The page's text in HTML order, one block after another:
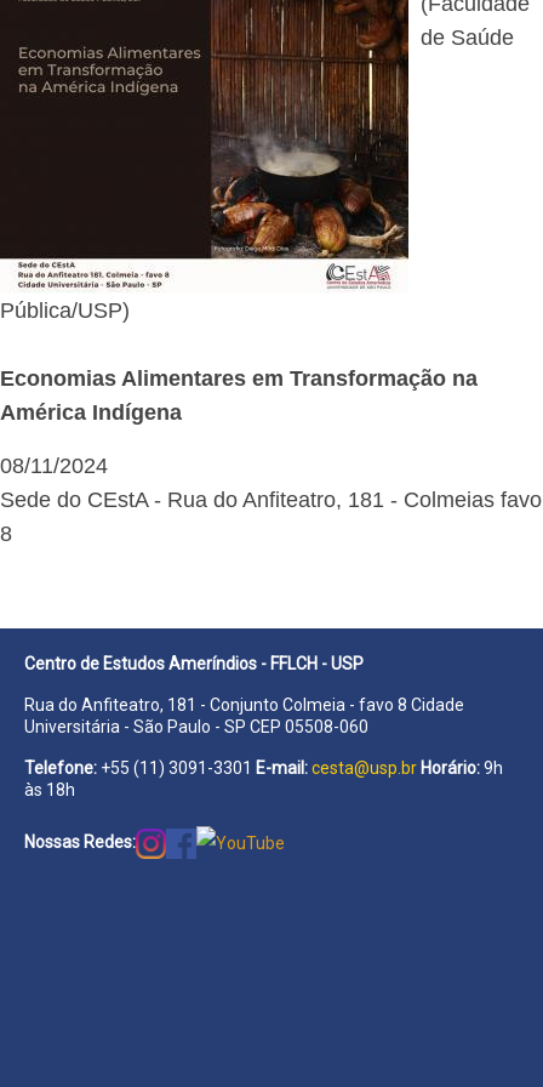
de Saúde
Pública/USP)
Economias Alimentares em Transformação na
América Indígena
08/11/2024
Sede do CEstA - Rua do Anfiteatro, 181 - Colmeias favo
8
Centro de Estudos Ameríndios - FFLCH - USP
Rua do Anfiteatro, 181 - Conjunto Colmeia - favo 8 Cidade
Universitária - São Paulo - SP CEP 05508-060
Telefone: +55 (11) 3091-3301 E-mail:cesta@usp.br Horário:9h
às 18h
Nossas Redes: